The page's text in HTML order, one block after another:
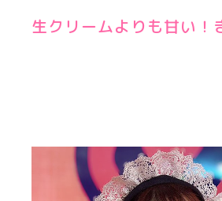
生クリームよりも甘い！